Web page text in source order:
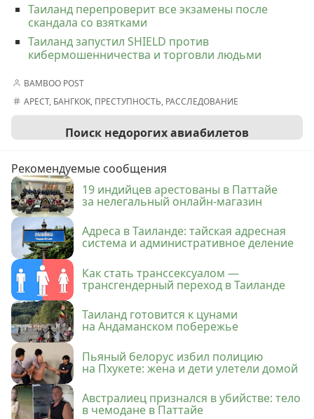
Таиланд перепроверит все экзамены после
скандала со взятками
Таиланд запустил SHIELD против
кибермошенничества и торговли людьми
BAMBOO POST
АРЕСТ, БАНГКОК, ПРЕСТУПНОСТЬ, РАССЛЕДОВАНИЕ
Поиск недорогих авиабилетов
Рекомендуемые сообщения
19 индийцев арестованы в Паттайе
за нелегальный онлайн-магазин
Адреса в Таиланде: тайская адресная
система и административное деление
Как стать транссексуалом —
трансгендерный переход в Таиланде
Таиланд готовится к цунами
на Андаманском побережье
Пьяный белорус избил полицию
на Пхукете: жена и дети улетели домой
Австралиец признался в убийстве: тело
в чемодане в Паттайе